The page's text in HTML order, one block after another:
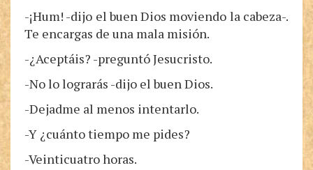
-¡Hum! -dijo el buen Dios moviendo la cabeza-.
Te encargas de una mala misión.
-¿Aceptáis? -preguntó Jesucristo.
-No lo lograrás -dijo el buen Dios.
-Dejadme al menos intentarlo.
-Y ¿cuánto tiempo me pides?
-Veinticuatro horas.